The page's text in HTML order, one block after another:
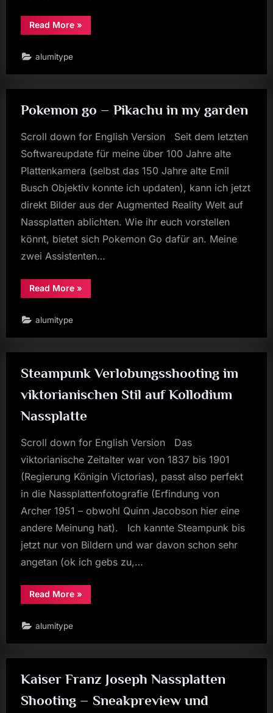
Read More“Was
man
kann”
»
alumitype
Pokemon go – Pikachu in my garden
Scroll down for English Version Seit dem letzten
Softwareupdate für meine über 100 Jahre alte
Plattenkamera (selbst das 150 Jahre alte Emil
Busch Objektiv konnte ich updaten), kann ich jetzt
direkt Bilder aus der Augmented Reality Welt auf
Nassplatten ablichten. Wie ihr euch vorstellen
könnt, bietet sich Pokemon Go dafür an. Meine
zwei Assistenten…
Read More“Pokemon
go
garden”
»
alumitype
Steampunk Verlobungsshooting im
viktorianischen Stil auf Kollodium
Nassplatte
Scroll down for English Version Das
viktorianische Zeitalter war von 1837 bis 1901
(Regierung Königin Victorias), passt also perfekt
in die Nassplattenfotografie (Erfindung von
Archer 1951 – obwohl Quinn Jacobson hier eine
andere Meinung hat). Ich kannte Steampunk bis
jetzt nur von Bildern und war davon schon sehr
angetan (ok ich gebs zu,…
Read More“Steampunk
Verlobungsshooting
Kollodium
»
alumitype
Kaiser Franz Joseph Nassplatten
Shooting – Sneakpreview und